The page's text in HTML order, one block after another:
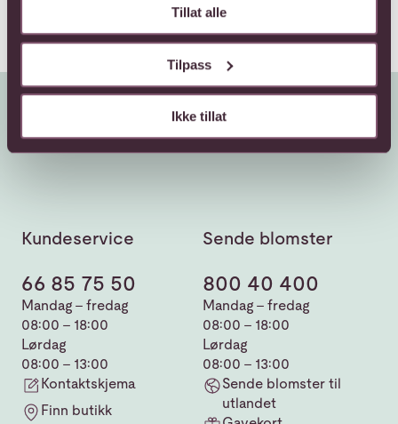
Tillat alle
Tilpass
Ikke tillat
Kundeservice
66 85 75 50
Mandag - fredag
08:00 - 18:00
Lørdag
08:00 - 13:00
Kontaktskjema
Finn butikk
Sende blomster
800 40 400
Mandag - fredag
08:00 - 18:00
Lørdag
08:00 - 13:00
Sende blomster til
utlandet